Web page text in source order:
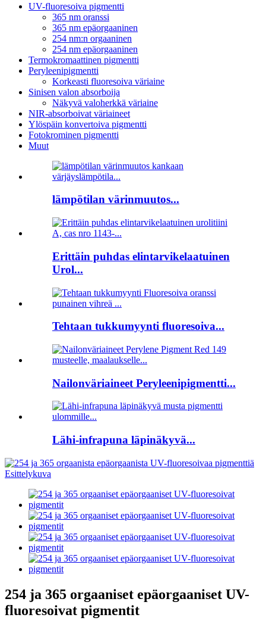
UV-fluoresoiva pigmentti
365 nm oranssi
365 nm epäorgaaninen
254 nm:n orgaaninen
254 nm epäorgaaninen
Termokromaattinen pigmentti
Peryleenipigmentti
Korkeasti fluoresoiva väriaine
Sinisen valon absorboija
Näkyvä valoherkkä väriaine
NIR-absorboivat väriaineet
Ylöspäin konvertoiva pigmentti
Fotokrominen pigmentti
Muut
lämpötilan värinmuutos...
Erittäin puhdas elintarvikelaatuinen
Urol...
Tehtaan tukkumyynti fluoresoiva...
Nailonväriaineet Peryleenipigmentti...
Lähi-infrapuna läpinäkyvä...
254 ja 365 orgaaniset epäorgaaniset UV-
fluoresoivat pigmentit